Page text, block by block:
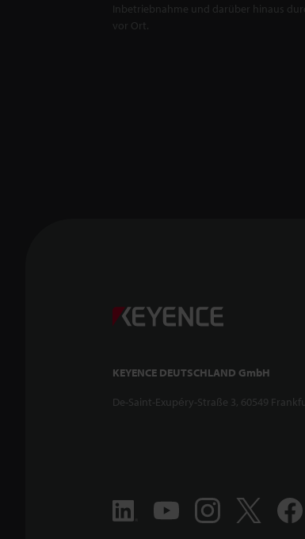
Inbetriebnahme und darüber hinaus
vor Ort.
KEYENCE DEUTSCHLAND GmbH
De-Saint-Exupéry-Straße 3, 60549